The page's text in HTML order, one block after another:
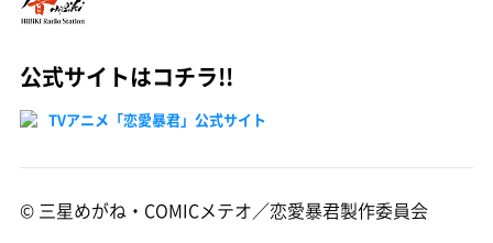
公式サイトはコチラ!!
TVアニメ「恋愛暴君」公式サイト
© 三星めがね・COMICメテオ／恋愛暴君製作委員会